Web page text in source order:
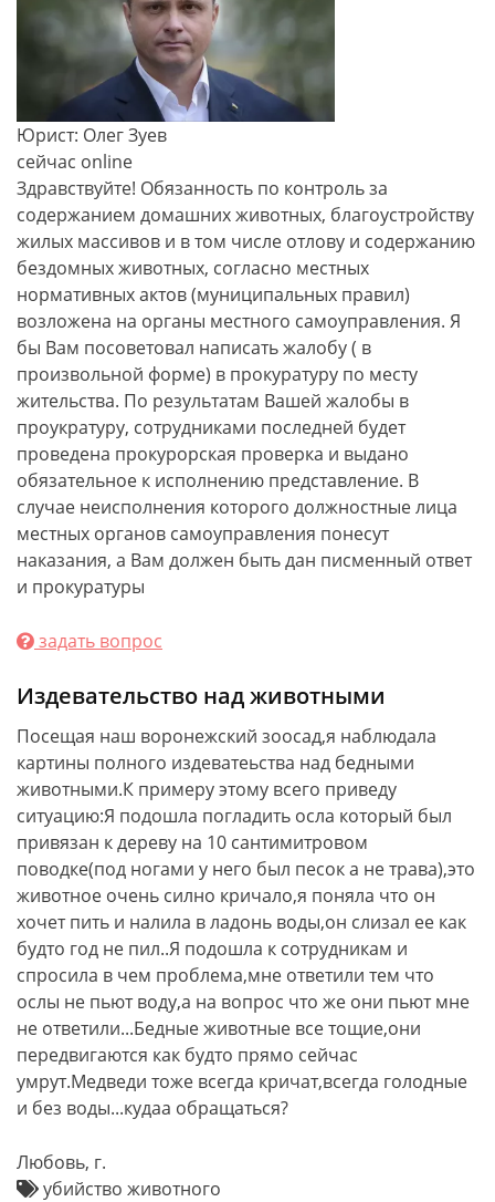
Юрист: Олег Зуев
сейчас online
Здравствуйте! Обязанность по контроль за
содержанием домашних животных, благоустройству
жилых массивов и в том числе отлову и содержанию
бездомных животных, согласно местных
нормативных актов (муниципальных правил)
возложена на органы местного самоуправления. Я
бы Вам посоветовал написать жалобу ( в
произвольной форме) в прокуратуру по месту
жительства. По результатам Вашей жалобы в
проукратуру, сотрудниками последней будет
проведена прокурорская проверка и выдано
обязательное к исполнению представление. В
случае неисполнения которого должностные лица
местных органов самоуправления понесут
наказания, а Вам должен быть дан писменный ответ
и прокуратуры
задать вопрос
Издевательство над животными
Посещая наш воронежский зоосад,я наблюдала
картины полного издеватеьства над бедными
животными.К примеру этому всего приведу
ситуацию:Я подошла погладить осла который был
привязан к дереву на 10 сантимитровом
поводке(под ногами у него был песок а не трава),это
животное очень силно кричало,я поняла что он
хочет пить и налила в ладонь воды,он слизал ее как
будто год не пил..Я подошла к сотрудникам и
спросила в чем проблема,мне ответили тем что
ослы не пьют воду,а на вопрос что же они пьют мне
не ответили...Бедные животные все тощие,они
передвигаются как будто прямо сейчас
умрут.Медведи тоже всегда кричат,всегда голодные
и без воды...кудаа обращаться?
Любовь, г.
убийство животного